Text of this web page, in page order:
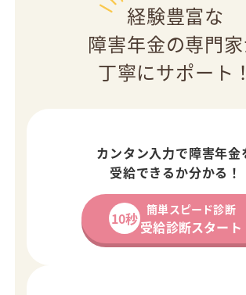
経験豊富な
障害年金の専門
丁寧にサポート！
カンタン入力で障害年金
受給できるか分かる！
10秒 簡単スピード診断
受給診断スタート